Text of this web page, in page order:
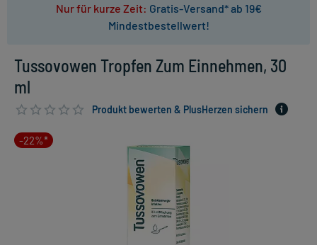
Nur für kurze Zeit: Gratis-Versand* ab 19€
Mindestbestellwert!
Tussovowen Tropfen Zum Einnehmen, 30
ml
Produkt bewerten & PlusHerzen sichern
-22%*